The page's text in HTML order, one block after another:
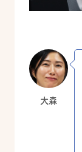
大森